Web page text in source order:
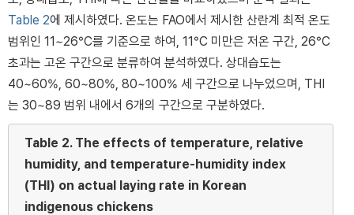
Table 2에 제시하였다. 온도는 FAO에서 제시한 산란계 최적 온도
범위인 11~26°C를 기준으로 하여, 11°C 미만은 저온 구간, 26°C
초과는 고온 구간으로 분류하여 분석하였다. 상대습도는
40~60%, 60~80%, 80~100% 세 구간으로 나누었으며, THI
는 30~89 범위 내에서 6개의 구간으로 구분하였다.
Table 2. The effects of temperature, relative
humidity, and temperature-humidity index
(THI) on actual laying rate in Korean
indigenous chickens